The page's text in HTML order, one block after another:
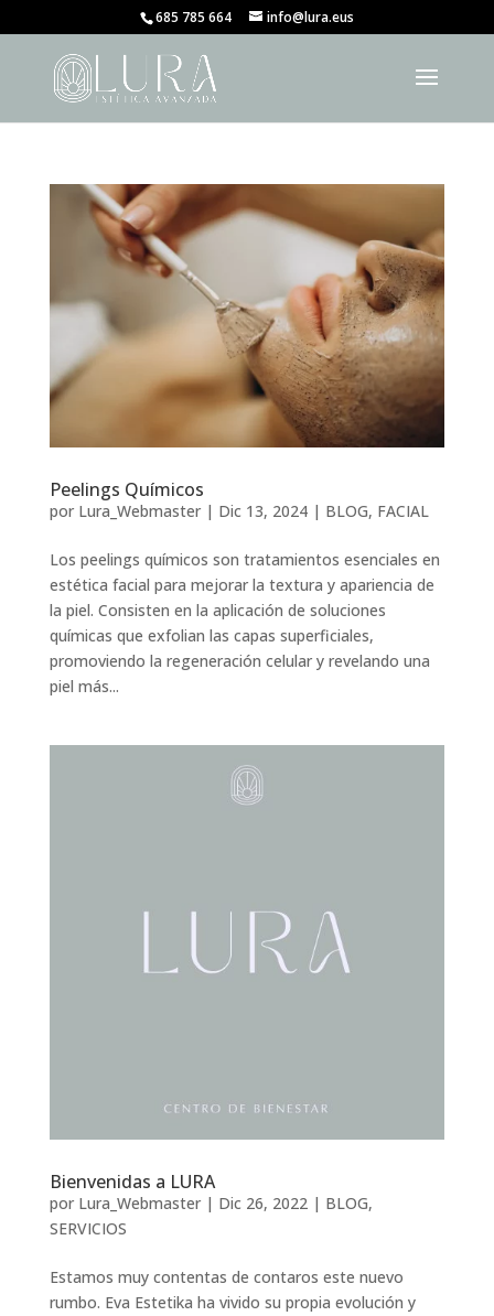
685 785 664 info@lura.eus
Peelings Químicos
por Lura_Webmaster| Dic 13, 2024| BLOG, FACIAL
Los peelings químicos son tratamientos esenciales en
estética facial para mejorar la textura y apariencia de
la piel. Consisten en la aplicación de soluciones
químicas que exfolian las capas superficiales,
promoviendo la regeneración celular y revelando una
piel más...
Bienvenidas a LURA
por Lura_Webmaster| Dic 26, 2022| BLOG,
SERVICIOS
Estamos muy contentas de contaros este nuevo
rumbo. Eva Estetika ha vivido su propia evolución y